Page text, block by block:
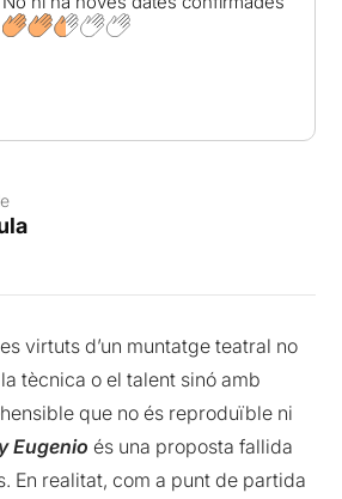
virtuts d’un muntatge teatral no
tècnica o el talent sinó amb
que no és reproduïble ni
Eugenio és una proposta fallida
En realitat, com a punt de partida